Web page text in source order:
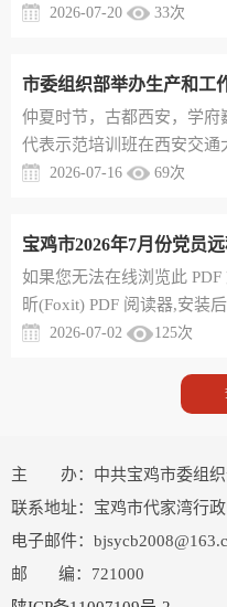
党长期执政和国家长治久安
新思想新战略，形成了习近
个结合”推进理论创新的最
社会主义思想的党建...
2026-07-20 33次
市委组织部举办生产和工
仲夏时节，古都西安，学
代表示范培训班在西安交
领域的50余名基层一线市党
系群众的“连心桥”作用，为
量。本次培训紧扣“强基赋
堂+现场”“思...
2026-07-16 69次
宝鸡市2026年7月份党员
如果您无法在线浏览此
昕(Foxit) PDF 阅读器,安装
Adobe Reader PDF 阅读器,
2026-07-02 125次
主 办：中共宝鸡市委组织
联系地址：宝鸡市代家湾行
电子邮件：
邮 编：721000